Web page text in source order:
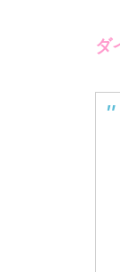
ダ